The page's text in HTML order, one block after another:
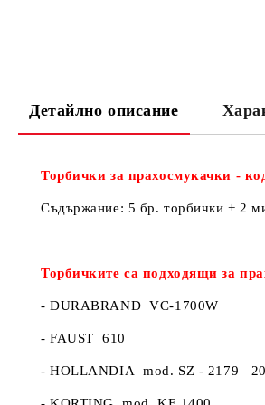
Детайлно описание
Торбички за прахосмукачки -
Съдържание: 5 бр. торбички + 2
Торбичките са подходящи за
- DURABRAND VC-1700W
- FAUST 610
- HOLLANDIA mod. SZ - 2179